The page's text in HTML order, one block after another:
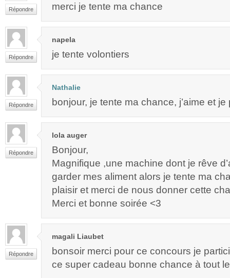
Répondre merci je tente ma chance
Répondre
napela
je tente volontiers
Répondre
Nathalie
bonjour, je tente ma chance, j’aime et
Répondre
lola auger
Bonjour,
Magnifique ,une machine dont je rêve
garder mes aliment alors je tente ma
plaisir et merci de nous donner cette
Merci et bonne soirée <3
Répondre
magali Liaubet
bonsoir merci pour ce concours je
ce super cadeau bonne chance à tout